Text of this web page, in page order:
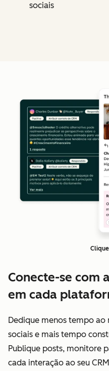
sociais
Conecte-se com
em cada
Dedique menos tempo
sociais e mais tempo
Publique posts, monitore
cada interação ao seu